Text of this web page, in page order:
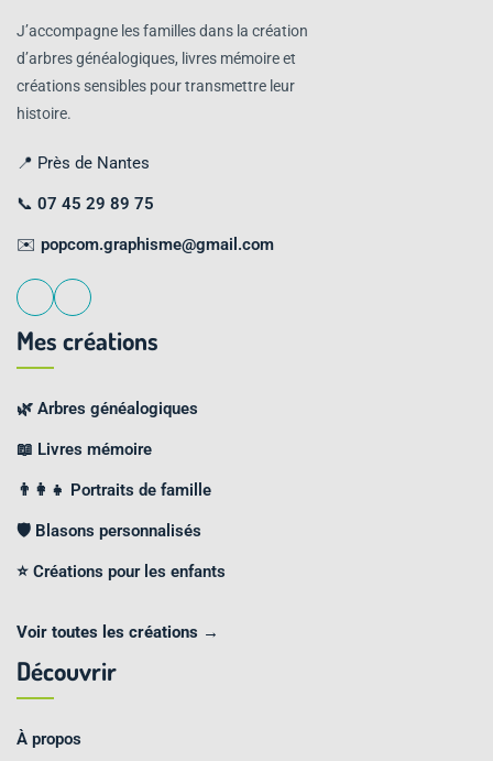
J’accompagne les familles dans la création
d’arbres généalogiques, livres mémoire et
créations sensibles pour transmettre leur
histoire.
📍 Près de Nantes
📞 07 45 29 89 75
✉️ popcom.graphisme@gmail.com
Mes créations
🌿 Arbres généalogiques
📖 Livres mémoire
👨‍👩‍👧 Portraits de famille
🛡️ Blasons personnalisés
⭐ Créations pour les enfants
Voir toutes les créations →
Découvrir
À propos